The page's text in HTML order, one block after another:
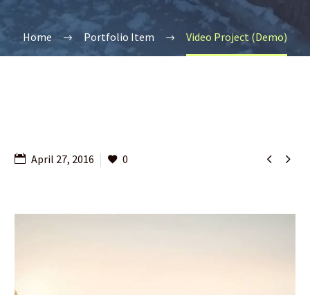
Home Portfolio Item Video Project (Demo)
 
April 27, 2016 0